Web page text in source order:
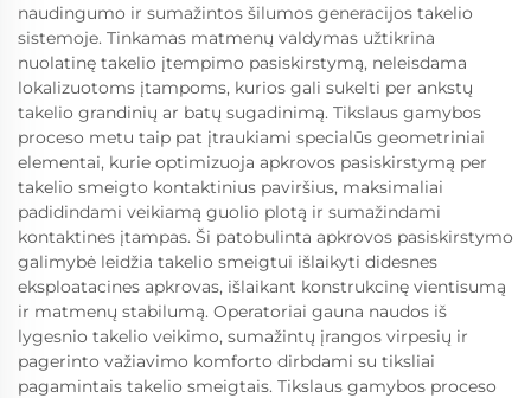
naudingumo ir sumažintos šilumos generacijos takelio
sistemoje. Tinkamas matmenų valdymas užtikrina
nuolatinę takelio įtempimo pasiskirstymą, neleisdama
lokalizuotoms įtampoms, kurios gali sukelti per ankstų
takelio grandinių ar batų sugadinimą. Tikslaus gamybos
proceso metu taip pat įtraukiami specialūs geometriniai
elementai, kurie optimizuoja apkrovos pasiskirstymą per
takelio smeigto kontaktinius paviršius, maksimaliai
padidindami veikiamą guolio plotą ir sumažindami
kontaktines įtampas. Ši patobulinta apkrovos pasiskirstymo
galimybė leidžia takelio smeigtui išlaikyti didesnes
eksploatacines apkrovas, išlaikant konstrukcinę vientisumą
ir matmenų stabilumą. Operatoriai gauna naudos iš
lygesnio takelio veikimo, sumažintų įrangos virpesių ir
pagerinto važiavimo komforto dirbdami su tiksliai
pagamintais takelio smeigtais. Tikslaus gamybos proceso